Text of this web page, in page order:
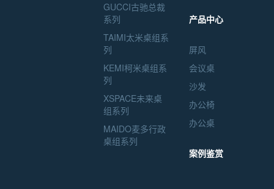
GUCCI古驰总裁
系列
TAIMI太米桌组系
列
KEMI柯米桌组系
列
XSPACE未来桌
组系列
MAIDO麦多行政
桌组系列
产品中心
屏风
会议桌
沙发
办公椅
办公桌
案例鉴赏